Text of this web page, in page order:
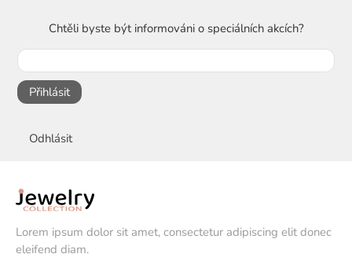
Chtěli byste být informováni o speciálních akcích?
Přihlásit
Odhlásit
Lorem ipsum dolor sit amet, consectetur adipiscing elit donec
eleifend diam.